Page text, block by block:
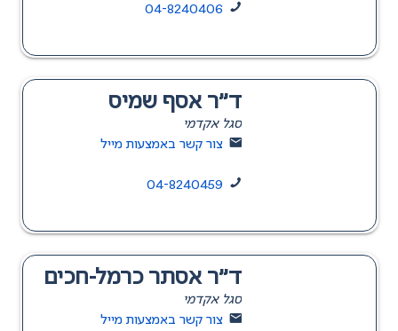
04-8240406
ד"ר אסף שמיס
סגל אקדמי
צור קשר באמצעות מייל
04-8240459
ד"ר אסתר כרמל-חכים
סגל אקדמי
צור קשר באמצעות מייל